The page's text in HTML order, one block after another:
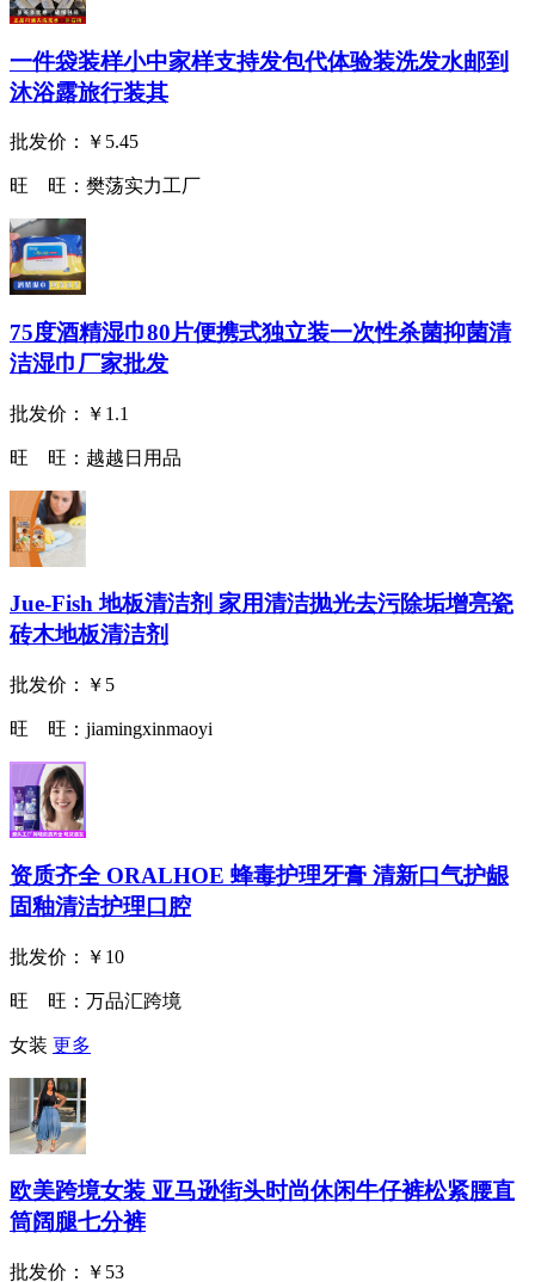
一件袋装样小中家样支持发包代体验装洗发水邮到
沐浴露旅行装其
批发价： ￥5.45
旺 旺： 樊荡实力工厂
75度酒精湿巾80片便携式独立装一次性杀菌抑菌清
洁湿巾厂家批发
批发价： ￥1.1
旺 旺： 越越日用品
Jue-Fish 地板清洁剂 家用清洁抛光去污除垢增亮瓷
砖木地板清洁剂
批发价： ￥5
旺 旺： jiamingxinmaoyi
资质齐全 ORALHOE 蜂毒护理牙膏 清新口气护龈
固釉清洁护理口腔
批发价： ￥10
旺 旺： 万品汇跨境
女装 更多
欧美跨境女装 亚马逊街头时尚休闲牛仔裤松紧腰直
筒阔腿七分裤
批发价： ￥53